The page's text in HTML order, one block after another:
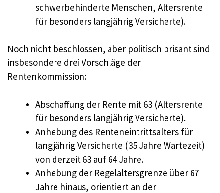
schwerbehinderte Menschen, Altersrente
für besonders langjährig Versicherte).
Noch nicht beschlossen, aber politisch brisant sind
insbesondere drei Vorschläge der
Rentenkommission:
Abschaffung der Rente mit 63 (Altersrente
für besonders langjährig Versicherte).
Anhebung des Renteneintrittsalters für
langjährig Versicherte (35 Jahre Wartezeit)
von derzeit 63 auf 64 Jahre.
Anhebung der Regelaltersgrenze über 67
Jahre hinaus, orientiert an der